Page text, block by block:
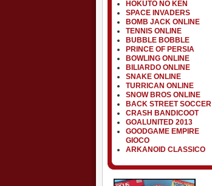
HOKUTO NO KEN
SPACE INVADERS
BOMB JACK ONLINE
TENNIS ONLINE
BUBBLE BOBBLE
PRINCE OF PERSIA
BOWLING ONLINE
BILIARDO ONLINE
SNAKE ONLINE
TURRICAN ONLINE
SNOW BROS ONLINE
BACK STREET SOCCER
CRASH BANDICOOT
GOALUNITED 2013
GOODGAME EMPIRE
GIOCO
ARKANOID CLASSICO